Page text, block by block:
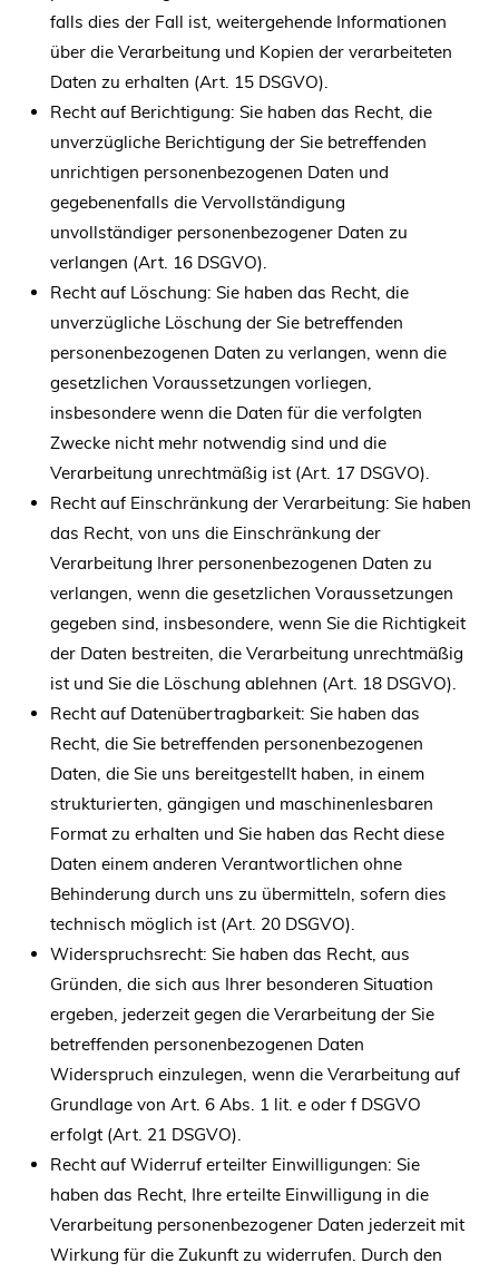
falls dies der Fall ist, weitergehende Informationen
über die Verarbeitung und Kopien der verarbeiteten
Daten zu erhalten (Art. 15 DSGVO).
Recht auf Berichtigung: Sie haben das Recht, die
unverzügliche Berichtigung der Sie betreffenden
unrichtigen personenbezogenen Daten und
gegebenenfalls die Vervollständigung
unvollständiger personenbezogener Daten zu
verlangen (Art. 16 DSGVO).
Recht auf Löschung: Sie haben das Recht, die
unverzügliche Löschung der Sie betreffenden
personenbezogenen Daten zu verlangen, wenn die
gesetzlichen Voraussetzungen vorliegen,
insbesondere wenn die Daten für die verfolgten
Zwecke nicht mehr notwendig sind und die
Verarbeitung unrechtmäßig ist (Art. 17 DSGVO).
Recht auf Einschränkung der Verarbeitung: Sie haben
das Recht, von uns die Einschränkung der
Verarbeitung Ihrer personenbezogenen Daten zu
verlangen, wenn die gesetzlichen Voraussetzungen
gegeben sind, insbesondere, wenn Sie die Richtigkeit
der Daten bestreiten, die Verarbeitung unrechtmäßig
ist und Sie die Löschung ablehnen (Art. 18 DSGVO).
Recht auf Datenübertragbarkeit: Sie haben das
Recht, die Sie betreffenden personenbezogenen
Daten, die Sie uns bereitgestellt haben, in einem
strukturierten, gängigen und maschinenlesbaren
Format zu erhalten und Sie haben das Recht diese
Daten einem anderen Verantwortlichen ohne
Behinderung durch uns zu übermitteln, sofern dies
technisch möglich ist (Art. 20 DSGVO).
Widerspruchsrecht: Sie haben das Recht, aus
Gründen, die sich aus Ihrer besonderen Situation
ergeben, jederzeit gegen die Verarbeitung der Sie
betreffenden personenbezogenen Daten
Widerspruch einzulegen, wenn die Verarbeitung auf
Grundlage von Art. 6 Abs. 1 lit. e oder f DSGVO
erfolgt (Art. 21 DSGVO).
Recht auf Widerruf erteilter Einwilligungen: Sie
haben das Recht, Ihre erteilte Einwilligung in die
Verarbeitung personenbezogener Daten jederzeit mit
Wirkung für die Zukunft zu widerrufen. Durch den